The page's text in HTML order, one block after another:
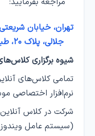
تهران، خیابان
جلالی، پلاک ۲۰، طبقه سوم، واحد ۳ (موسسه سرا)
شیوه برگزاری
تمامی کلاس‌های
نرم‌افزار اختصاصی
شرکت در کلاس‌ آنلاین
(سیستم عامل